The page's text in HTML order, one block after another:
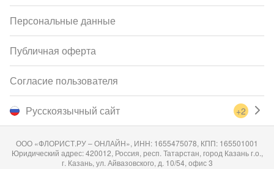
Русскоязычный сайт +2
Персональные данные
Публичная оферта
Согласие пользователя
ООО «ФЛОРИСТ.РУ – ОНЛАЙН», ИНН: 1655475078, КПП: 165501001
Юридический адрес: 420012, Россия, респ. Татарстан, город Казань г.о.,
г. Казань, ул. Айвазовского, д. 10/54, офис 3